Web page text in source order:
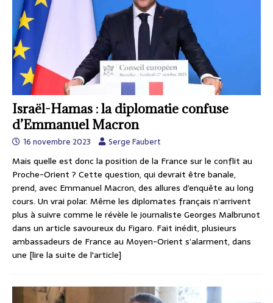
Israël-Hamas : la diplomatie confuse
d’Emmanuel Macron
16 novembre 2023 Serge Faubert
Mais quelle est donc la position de la France sur le conflit au
Proche-Orient ? Cette question, qui devrait être banale,
prend, avec Emmanuel Macron, des allures d’enquête au long
cours. Un vrai polar. Même les diplomates français n’arrivent
plus à suivre comme le révèle le journaliste Georges Malbrunot
dans un article savoureux du Figaro. Fait inédit, plusieurs
ambassadeurs de France au Moyen-Orient s’alarment, dans
une [lire la suite de l'article]